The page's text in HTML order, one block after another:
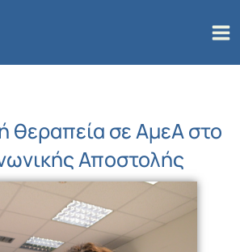
θεραπεία σε ΑμεΑ στο
Αποστολής